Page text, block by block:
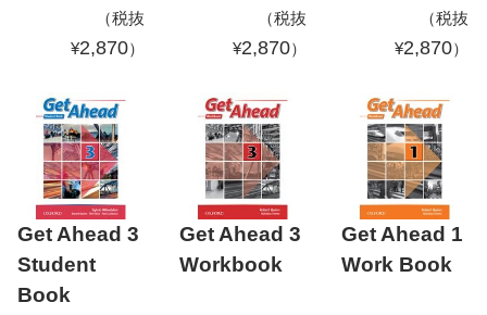
（税抜
¥2,870）
（税抜
¥2,870）
（税抜
¥2,870）
Get Ahead 3
Student
Book
Get Ahead 3
Workbook
Get Ahead 1
Work Book